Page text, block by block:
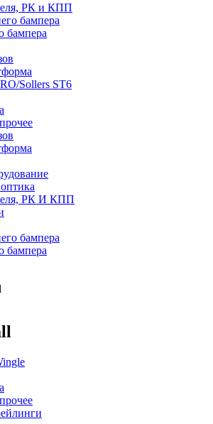
РК и КПП
бампера
бампера
Sollers ST6
РК И КПП
бампера
бампера